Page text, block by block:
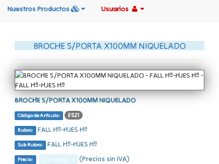
Nuestros Productos Usuarios
BROCHE S/PORTA X100MM NIQUELADO
BROCHE S/PORTA X100MM NIQUELADO
Código de Artículo: F521
Rubro: FALL Hº-HJES Hº
Sub Rubro: FALL Hº-HJES Hº
Precio: Consultar $ (Precios sin IVA)